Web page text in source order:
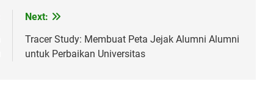
Next:
Tracer Study: Membuat Peta Jejak Alumni Alumni
untuk Perbaikan Universitas